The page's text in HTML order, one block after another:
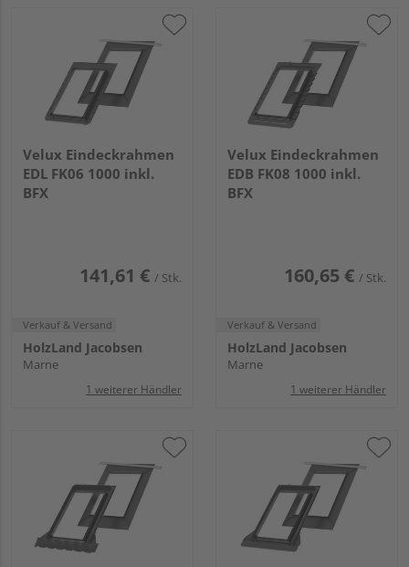
Velux Eindeckrahmen
EDL FK06 1000 inkl.
BFX
141,61 € / Stk.
Verkauf & Versand
HolzLand Jacobsen
Marne
1 weiterer Händler
Velux Eindeckrahmen
EDB FK08 1000 inkl.
BFX
160,65 € / Stk.
Verkauf & Versand
HolzLand Jacobsen
Marne
1 weiterer Händler